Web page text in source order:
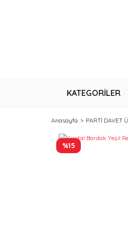
KATEGORİLER
Anasayfa PARTİ DAVET
%15